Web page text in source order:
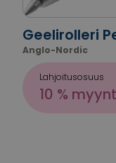
Geelirolleri
Anglo-Nordic
Lahjoitusosuus
10 %